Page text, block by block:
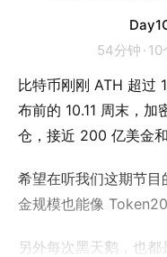
54分钟 · 10
比特币刚刚 ATH 超过
布前的 10.11 周末，加
仓，接近 200 亿美金
希望在听我们这期节
金规模也能像
另外每次黑天鹅，也